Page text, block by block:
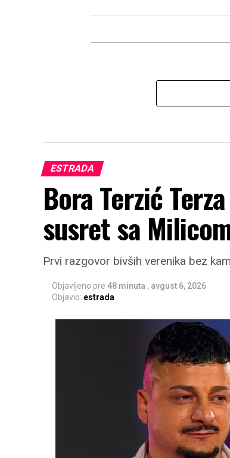
ESTRADA
Bora Terzić
susret sa
Prvi razgovor bivših verenika bez
Objavljeno pre 48 minuta , avgust 6, 2026
Objavio: estrada